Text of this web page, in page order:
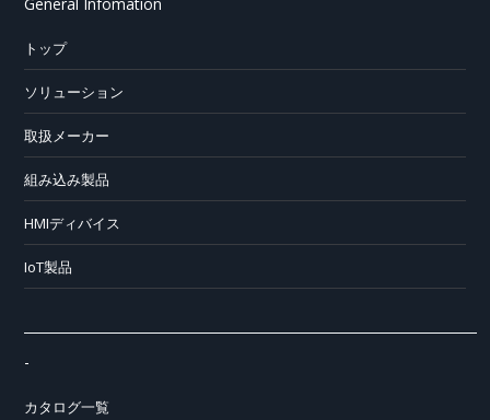
トップ
ソリューション
取扱メーカー
組み込み製品
HMIディバイス
IoT製品
-
カタログ一覧